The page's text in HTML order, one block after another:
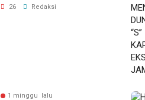
EKS JAMPIDSUS.
26 Redaksi
1 minggu lalu